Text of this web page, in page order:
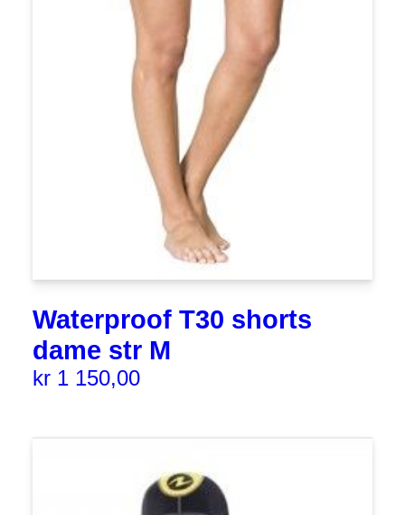
Waterproof T30 shorts
dame str M
kr 1 150,00